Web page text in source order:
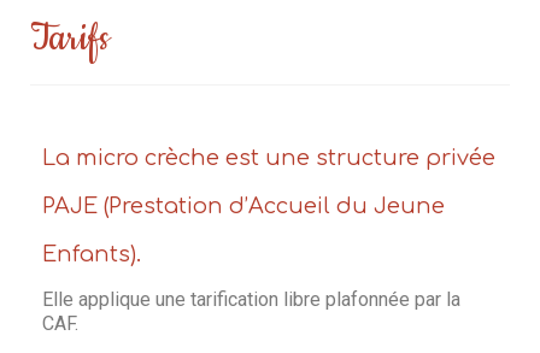
Visite en images
L’équipe
Tarifs
Nous contacter
Tarifs
La micro crèche est une structure privée
PAJE (Prestation d’Accueil du Jeune
Enfants).
Elle applique une tarification libre plafonnée par la
CAF.